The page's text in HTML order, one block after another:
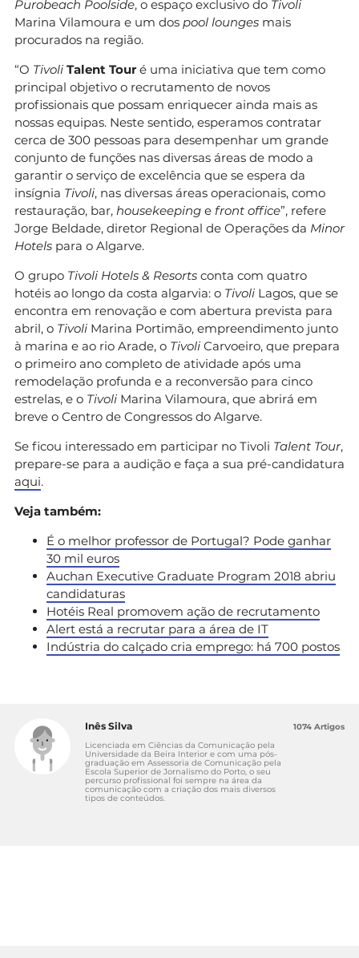
Purobeach Poolside, o espaço exclusivo do Tivoli
Marina Vilamoura e um dos pool lounges mais
procurados na região.
“O Tivoli Talent Tour é uma iniciativa que tem como
principal objetivo o recrutamento de novos
profissionais que possam enriquecer ainda mais as
nossas equipas. Neste sentido, esperamos contratar
cerca de 300 pessoas para desempenhar um grande
conjunto de funções nas diversas áreas de modo a
garantir o serviço de excelência que se espera da
insígnia Tivoli, nas diversas áreas operacionais, como
restauração, bar, housekeeping e front office”, refere
Jorge Beldade, diretor Regional de Operações da Minor
Hotels para o Algarve.
O grupo Tivoli Hotels & Resorts conta com quatro
hotéis ao longo da costa algarvia: o Tivoli Lagos, que se
encontra em renovação e com abertura prevista para
abril, o Tivoli Marina Portimão, empreendimento junto
à marina e ao rio Arade, o Tivoli Carvoeiro, que prepara
o primeiro ano completo de atividade após uma
remodelação profunda e a reconversão para cinco
estrelas, e o Tivoli Marina Vilamoura, que abrirá em
breve o Centro de Congressos do Algarve.
Se ficou interessado em participar no Tivoli Talent Tour,
prepare-se para a audição e faça a sua pré-candidatura
aqui.
Veja também:
É o melhor professor de Portugal? Pode ganhar
30 mil euros
Auchan Executive Graduate Program 2018 abriu
candidaturas
Hotéis Real promovem ação de recrutamento
Alert está a recrutar para a área de IT
Indústria do calçado cria emprego: há 700 postos
Inês Silva
Licenciada em Ciências da Comunicação pela
Universidade da Beira Interior e com uma pós-
graduação em Assessoria de Comunicação pela
Escola Superior de Jornalismo do Porto, o seu
percurso profissional foi sempre na área da
comunicação com a criação dos mais diversos
tipos de conteúdos.
1074 Artigos